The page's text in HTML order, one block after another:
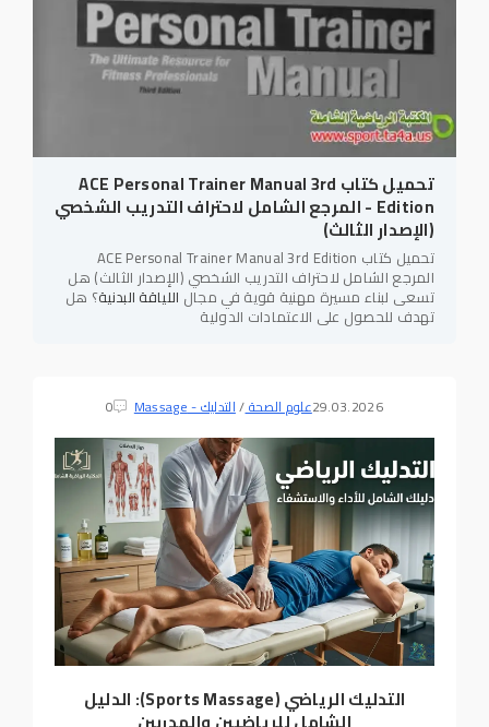
تحميل كتاب ACE Personal Trainer Manual 3rd
Edition - المرجع الشامل لاحتراف التدريب الشخصي
(الإصدار الثالث)
تحميل كتاب ACE Personal Trainer Manual 3rd Edition
المرجع الشامل لاحتراف التدريب الشخصي (الإصدار الثالث) هل
تسعى لبناء مسيرة مهنية قوية في مجال اللياقة البدنية؟ هل
تهدف للحصول على الاعتمادات الدولية
29.03.2026علوم الصحة/التدليك - Massage 0
التدليك الرياضي (Sports Massage): الدليل